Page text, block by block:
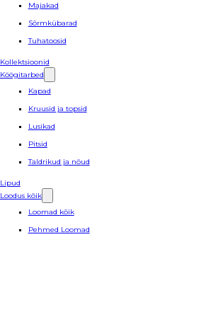
Majakad
Sõrmkübarad
Tuhatoosid
Kollektsioonid
Köögitarbed
Kapad
Kruusid ja topsid
Lusikad
Pitsid
Taldrikud ja nõud
Lipud
Loodus kõik
Loomad kõik
Pehmed Loomad